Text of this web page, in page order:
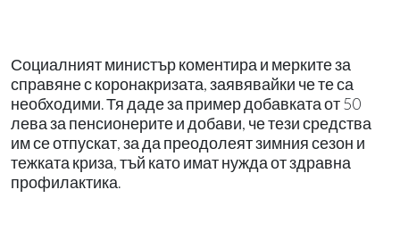
Социалният министър коментира и мерките за
справяне с коронакризата, заявявайки че те са
необходими. Тя даде за пример добавката от 50
лева за пенсионерите и добави, че тези средства
им се отпускат, за да преодолеят зимния сезон и
тежката криза, тъй като имат нужда от здравна
профилактика.